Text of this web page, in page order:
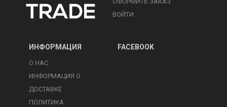
ВОЙТИ
ИНФОРМАЦИЯ
О НАС
ИНФОРМАЦИЯ О
ДОСТАВКЕ
ПОЛИТИКА
FACEBOOK